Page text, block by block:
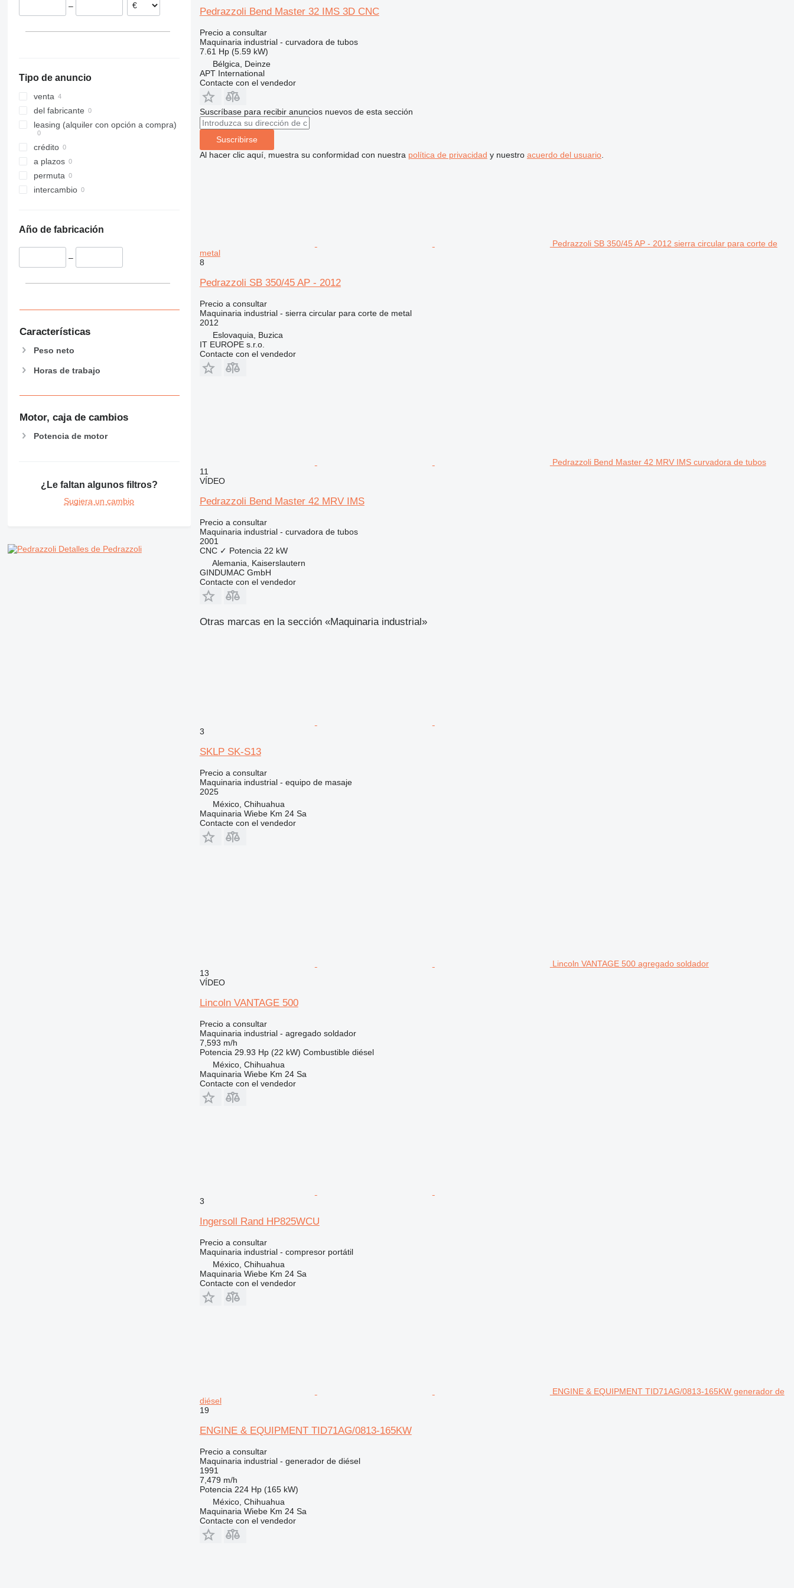
–
Tipo de anuncio
venta
del fabricante
leasing (alquiler con opción a compra)
crédito
a plazos
permuta
intercambio
Año de fabricación
–
Características
Peso neto
Horas de trabajo
Motor, caja de cambios
Potencia de motor
¿Le faltan algunos filtros?
Sugiera un cambio
Detalles de Pedrazzoli
Pedrazzoli Bend Master 32 IMS 3D CNC
Precio a consultar
Maquinaria industrial - curvadora de tubos
7.61 Hp (5.59 kW)
Bélgica, Deinze
APT International
Contacte con el vendedor
Suscríbase para recibir anuncios nuevos de esta sección
Suscribirse
Al hacer clic aquí, muestra su conformidad con nuestra política de privacidad y nuestro acuerdo del usuario.
Pedrazzoli SB 350/45 AP - 2012 sierra circular para corte de
metal
8
Pedrazzoli SB 350/45 AP - 2012
Precio a consultar
Maquinaria industrial - sierra circular para corte de metal
2012
Eslovaquia, Buzica
IT EUROPE s.r.o.
Contacte con el vendedor
Pedrazzoli Bend Master 42 MRV IMS curvadora de tubos
11
VÍDEO
Pedrazzoli Bend Master 42 MRV IMS
Precio a consultar
Maquinaria industrial - curvadora de tubos
2001
CNC ✓ Potencia 22 kW
Alemania, Kaiserslautern
GINDUMAC GmbH
Contacte con el vendedor
Otras marcas en la sección «Maquinaria industrial»
3
SKLP SK-S13
Precio a consultar
Maquinaria industrial - equipo de masaje
2025
México, Chihuahua
Maquinaria Wiebe Km 24 Sa
Contacte con el vendedor
Lincoln VANTAGE 500 agregado soldador
13
VÍDEO
Lincoln VANTAGE 500
Precio a consultar
Maquinaria industrial - agregado soldador
7,593 m/h
Potencia 29.93 Hp (22 kW) Combustible diésel
México, Chihuahua
Maquinaria Wiebe Km 24 Sa
Contacte con el vendedor
3
Ingersoll Rand HP825WCU
Precio a consultar
Maquinaria industrial - compresor portátil
México, Chihuahua
Maquinaria Wiebe Km 24 Sa
Contacte con el vendedor
ENGINE & EQUIPMENT TID71AG/0813-165KW generador de
diésel
19
ENGINE & EQUIPMENT TID71AG/0813-165KW
Precio a consultar
Maquinaria industrial - generador de diésel
1991
7,479 m/h
Potencia 224 Hp (165 kW)
México, Chihuahua
Maquinaria Wiebe Km 24 Sa
Contacte con el vendedor